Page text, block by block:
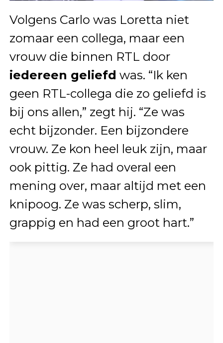
Volgens Carlo was Loretta niet
zomaar een collega, maar een
vrouw die binnen RTL door
iedereen geliefd was. “Ik ken
geen RTL-collega die zo geliefd is
bij ons allen,” zegt hij. “Ze was
echt bijzonder. Een bijzondere
vrouw. Ze kon heel leuk zijn, maar
ook pittig. Ze had overal een
mening over, maar altijd met een
knipoog. Ze was scherp, slim,
grappig en had een groot hart.”